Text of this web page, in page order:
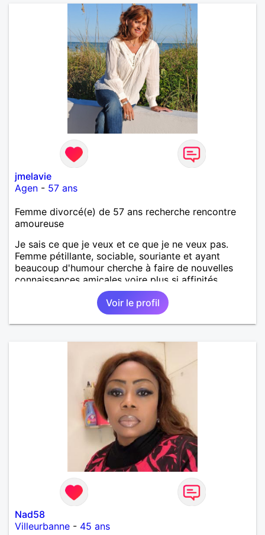
jmelavie
Agen - 57 ans
Femme divorcé(e) de 57 ans recherche rencontre
amoureuse
Je sais ce que je veux et ce que je ne veux pas.
Femme pétillante, sociable, souriante et ayant
beaucoup d'humour cherche à faire de nouvelles
connaissances amicales voire plus si affinités.
Voir le profil
Nad58
Villeurbanne - 45 ans